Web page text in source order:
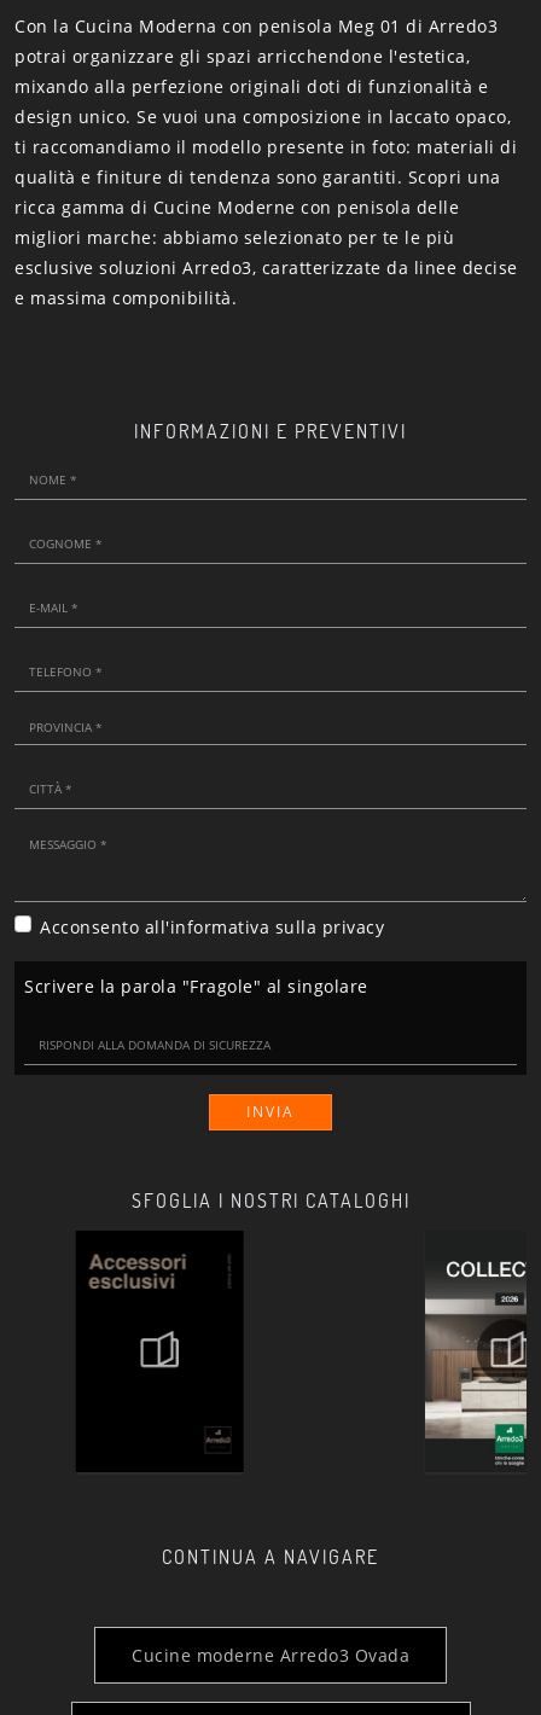
Con la Cucina Moderna con penisola Meg 01 di Arredo3
potrai organizzare gli spazi arricchendone l'estetica,
mixando alla perfezione originali doti di funzionalità e
design unico. Se vuoi una composizione in laccato opaco,
ti raccomandiamo il modello presente in foto: materiali di
qualità e finiture di tendenza sono garantiti. Scopri una
ricca gamma di Cucine Moderne con penisola delle
migliori marche: abbiamo selezionato per te le più
esclusive soluzioni Arredo3, caratterizzate da linee decise
e massima componibilità.
SFOGLIA I NOSTRI CATALOGHI
CONTINUA A NAVIGARE
Cucine moderne Arredo3 Ovada
INFORMAZIONI E PREVENTIVI
Acconsento all'informativa sulla privacy
Scrivere la parola "Fragole" al singolare
INVIA